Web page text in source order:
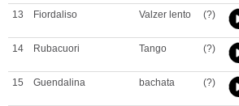
13 Fiordaliso Valzer lento (?)
14 Rubacuori Tango (?)
15 Guendalina bachata (?)